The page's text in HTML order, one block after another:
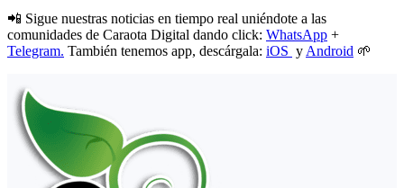
📲 Sigue nuestras noticias en tiempo real uniéndote a las
comunidades de Caraota Digital dando click: WhatsApp +
Telegram. También tenemos app, descárgala: iOS y Android 🌱